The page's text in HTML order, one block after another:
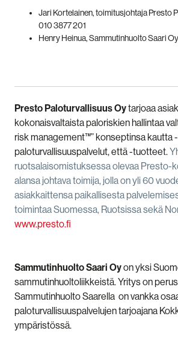
Jari Kortelainen, toimitusjohtaja Presto
010 3877 201
Henry Heinua, Sammutinhuolto Saari
Presto Paloturvallisuus Oytarjoaa
kokonaisvaltaista paloriskien hallintaa
risk management™” konseptinsa kautta
paloturvallisuuspalvelut, että -tuotteet.
ruotsalaisomistuksessa olevaa Presto-
alansa johtava toimija, jolla on yli 60
asiakkaittensa paikallisesta
toimintaa Suomessa, Ruotsissa sekä
www.presto.fi
Sammutinhuolto Saari Oyon yksi
sammutinhuoltoliikkeistä. Yritys on
Sammutinhuolto Saarella on vankka
paloturvallisuuspalvelujen tarjoajana
ympäristössä.